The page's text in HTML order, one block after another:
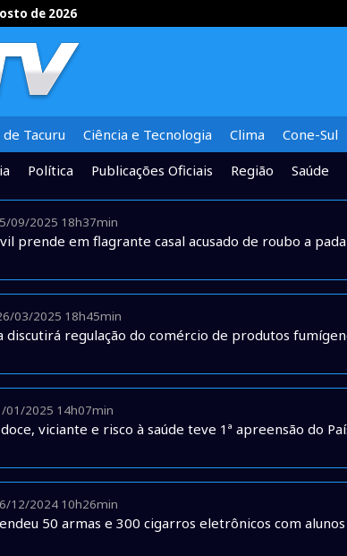
de 2026
Tacuru Ciência e Tecnologia Clima Cone-Sul
Política Publicações Oficiais Região Saúde
09/2025 18h37min
prende em flagrante casal acusado de roubo a
03/2025 18h45min
discutirá regulação do comércio de produtos
01/2025 14h07min
viciante e risco à saúde teve 1ª apreensão do
12/2024 10h26min
50 armas e 300 cigarros eletrônicos com alunos